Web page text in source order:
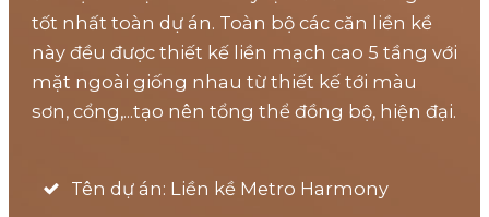
tốt nhất toàn dự án. Toàn bộ các căn liền kề
này đều được thiết kế liền mạch cao 5 tầng với
mặt ngoài giống nhau từ thiết kế tới màu
sơn, cổng,...tạo nên tổng thể đồng bộ, hiện đại.
Tên dự án: Liền kề Metro Harmony